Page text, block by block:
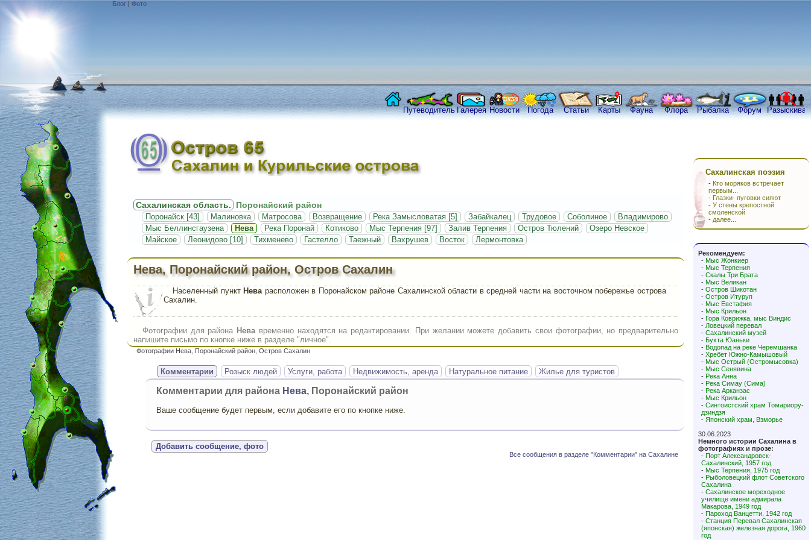
Блог | Фото
Путеводитель Галерея Новости Погода Статьи Карты Фауна Флора Рыбалка Форум
Сахалинская область. Поронайский район
Поронайск [43] Малиновка Матросова Возвращение Река Замысловатая [5] Забайкалец Трудовое Соболиное
Владимирово
Мыс Беллинсгаузена
Нева Река Поронай Котиково Мыс Терпения [97] Залив Терпения Остров Тюлений
Озеро Невское
Майское
Леонидово [10] Тихменево Гастелло Таежный Вахрушев Восток Лермонтовка
Нева, Поронайский район, Остров Сахалин
Населенный пункт Неварасположен в Поронайском районе Сахалинской области в средней части на восточном побережье острова
Сахалин.
Фотографии для района Невавременно находятся на редактировании. При желании можете добавить свои фотографии, но предварительно
напишите письмо по кнопке ниже в разделе "личное".
Фотографии Нева, Поронайский район, Остров Сахалин
Комментарии Розыск людей Услуги, работа Недвижимость, аренда Натуральное питание Жилье для туристов
Комментарии для района Нева, Поронайский район
Ваше сообщение будет первым, если добавите его по кнопке ниже.
Добавить сообщение, фото
Все сообщения в разделе "Комментарии" на Сахалине
Сахалинская поэзия
- Кто моряков встречает
первым...
- Глазки- пуговки сияют
- У стены крепостной
смоленской
- далее...
Рекомендуем:
- Мыс Жонкиер
- Мыс Терпения
- Скалы Три Брата
- Мыс Великан
- Остров Шикотан
- Остров Итуруп
- Мыс Евстафия
- Мыс Крильон
- Гора Коврижка, мыс Виндис
- Ловецкий перевал
- Сахалинский музей
- Бухта Юаньки
- Водопад на реке Черемшанка
- Хребет Южно-Камышовый
- Мыс Острый (Остромысовка)
- Мыс Сенявина
- Река Анна
- Река Симау (Сима)
- Река Арканзас
- Мыс Крильон
- Синтоистский храм Томариору-
дзиндзя
- Японский храм, Взморье
30.06.2023
Немного истории Сахалина в
фотографиях и прозе:
- Порт Александровск-
Сахалинский, 1957 год
- Мыс Терпения, 1975 год
- Рыболовецкий флот Советского
Сахалина
- Сахалинское мореходное
училище имени адмирала
Макарова, 1949 год
- Пароход Ванцетти, 1942 год
- Станция Перевал Сахалинская
(японская) железная дорога, 1960
год